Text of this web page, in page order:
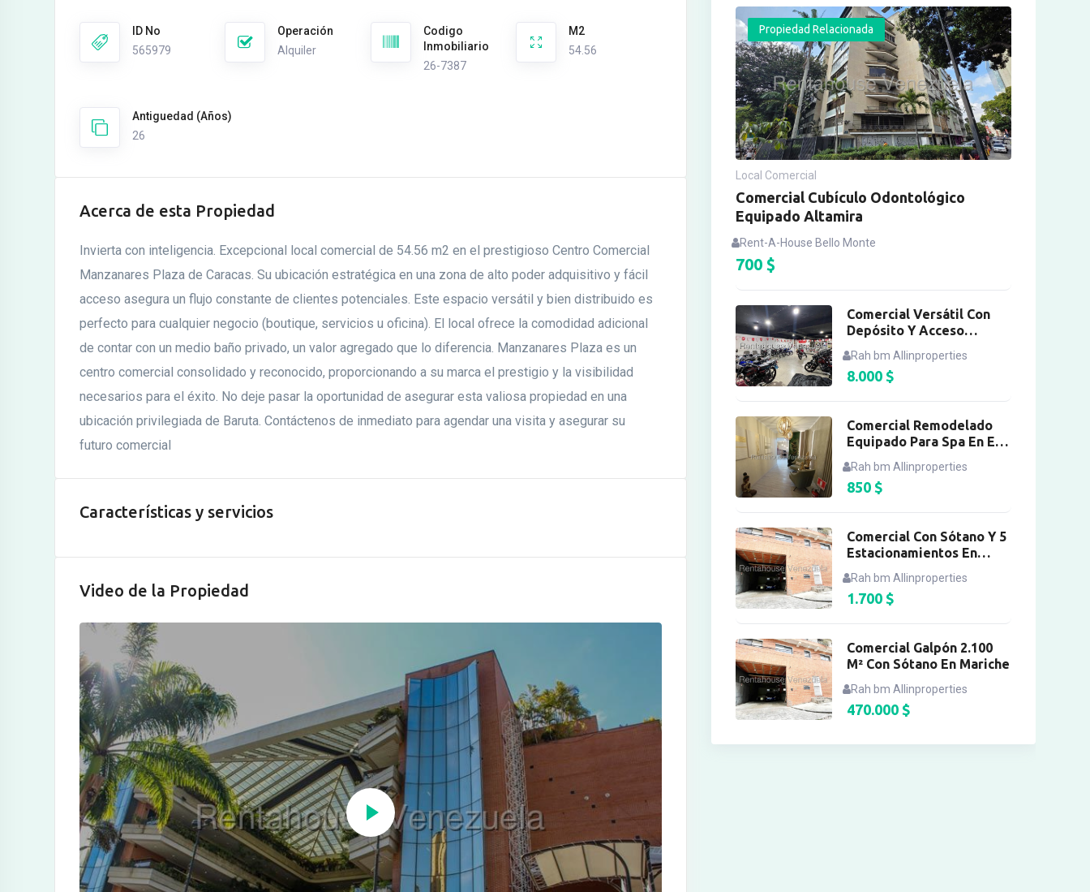
ID No
565979
Operación
Alquiler
Codigo
Inmobiliario
26-7387
M2
54.56
Antiguedad (Años)
26
Acerca de esta Propiedad
Invierta con inteligencia. Excepcional local comercial de 54.56 m2 en el prestigioso Centro Comercial
Manzanares Plaza de Caracas. Su ubicación estratégica en una zona de alto poder adquisitivo y fácil
acceso asegura un flujo constante de clientes potenciales. Este espacio versátil y bien distribuido es
perfecto para cualquier negocio (boutique, servicios u oficina). El local ofrece la comodidad adicional
de contar con un medio baño privado, un valor agregado que lo diferencia. Manzanares Plaza es un
centro comercial consolidado y reconocido, proporcionando a su marca el prestigio y la visibilidad
necesarios para el éxito. No deje pasar la oportunidad de asegurar esta valiosa propiedad en una
ubicación privilegiada de Baruta. Contáctenos de inmediato para agendar una visita y asegurar su
futuro comercial
Características y servicios
Video de la Propiedad
Propiedad Relacionada
Local Comercial
Comercial Cubículo Odontológico
Equipado Altamira
Rent-A-House Bello Monte
700 $
Comercial Versátil Con
Depósito Y Acceso
Rah bm Allinproperties
8.000 $
Comercial Remodelado
Equipado Para Spa En El
Rah bm Allinproperties
850 $
Comercial Con Sótano Y 5
Estacionamientos En
Rah bm Allinproperties
1.700 $
Comercial Galpón 2.100
M² Con Sótano En Mariche
Rah bm Allinproperties
470.000 $